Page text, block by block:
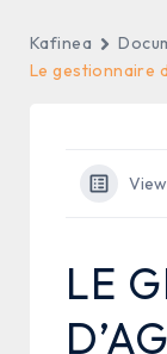
Kafinea
Le gestionnaire
LE